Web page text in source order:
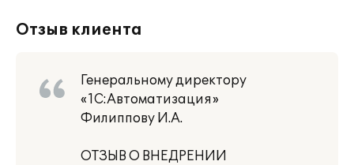
Отзыв клиента
Генеральному директору
«1С:Автоматизация»
Филиппову И.А.
ОТЗЫВ О ВНЕДРЕНИИ